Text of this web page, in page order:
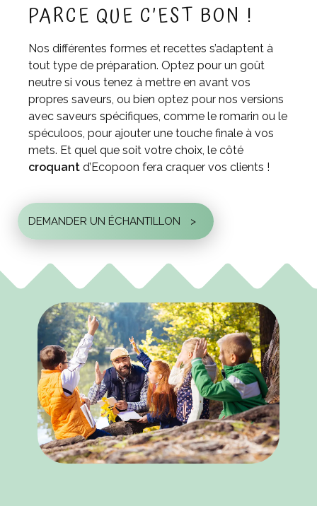
PARCE QUE C’EST BON !
Nos différentes formes et recettes s’adaptent à
tout type de préparation. Optez pour un goût
neutre si vous tenez à mettre en avant vos
propres saveurs, ou bien optez pour nos versions
avec saveurs spécifiques, comme le romarin ou le
spéculoos, pour ajouter une touche finale à vos
mets. Et quel que soit votre choix, le côté
croquant d’Ecopoon fera craquer vos clients !
DEMANDER UN ÉCHANTILLON >